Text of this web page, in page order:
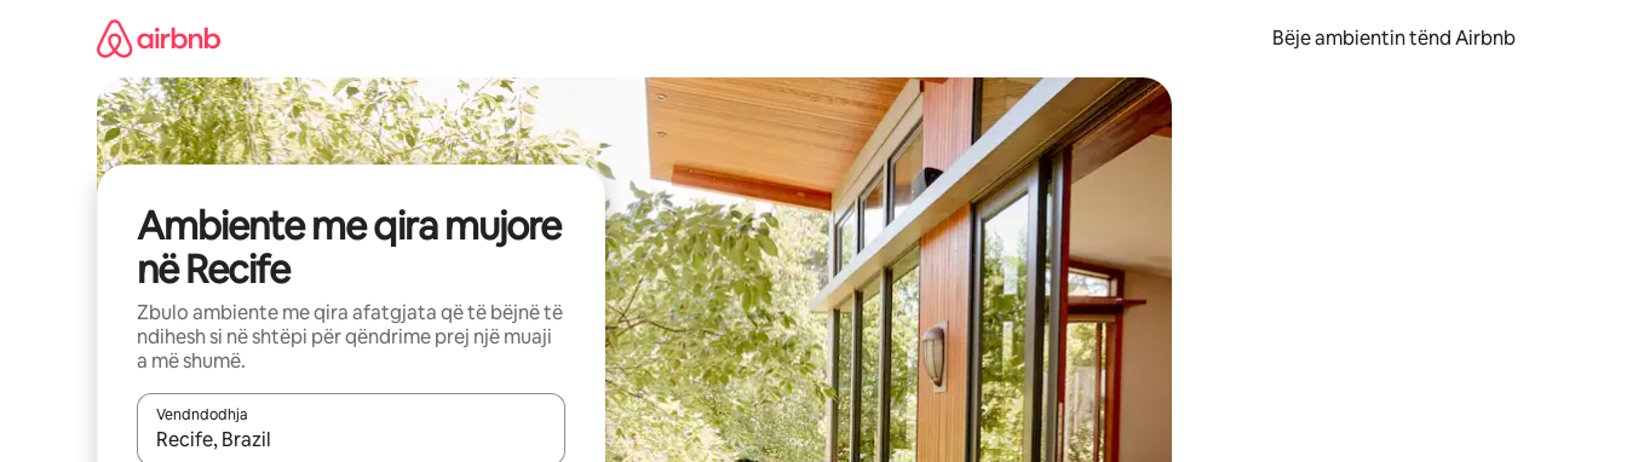
Bëje ambientin tënd Airbnb
Ambiente me qira mujore
në Recife
Zbulo ambiente me qira afatgjata që të bëjnë të
ndihesh si në shtëpi për qëndrime prej një muaji
a më shumë.
Vendndodhja
Kur rezultatet të jenë të disponueshme, lëviz me butonat e shigjetave lart e poshtë ose eksploro duke prekur ose duke lëvizur ekranin.